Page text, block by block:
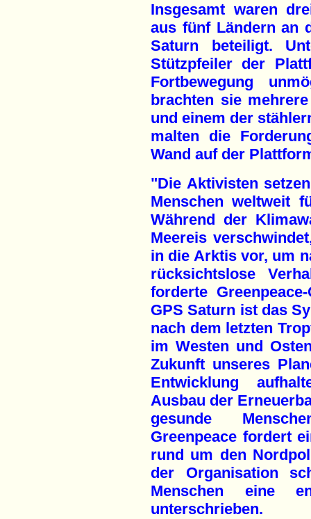
Insgesamt waren
aus fünf Ländern an
Saturn beteiligt.
Stützpfeiler der
Fortbewegung
brachten sie
und einem der
malten die
Wand auf der
"Die Aktivisten
Menschen weltweit
Während der
Meereis
in die Arktis vor, um
rücksichtslose
forderte
GPS Saturn ist das
nach dem letzten
im Westen und
Zukunft unseres
Entwicklung
Ausbau der
gesunde
Greenpeace fordert
rund um den
der Organisation
Menschen eine
unterschrieben.